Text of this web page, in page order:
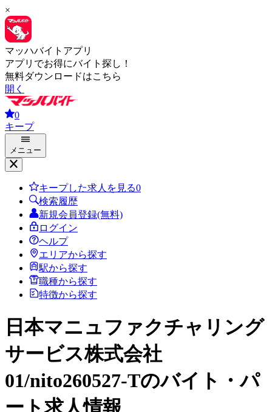
×
マッハバイトアプリ
アプリでお得にバイト探し！
無料ダウンロードはこちら
開く
0
キープ
メニュー
キープした求人を見る0
検索履歴
新規会員登録(無料)
ログイン
ヘルプ
エリアから探す
駅から探す
職種から探す
特徴から探す
日本マニュファクチャリング
サービス株式会社
01/nito260527-Tのバイト・パ
ート求人情報